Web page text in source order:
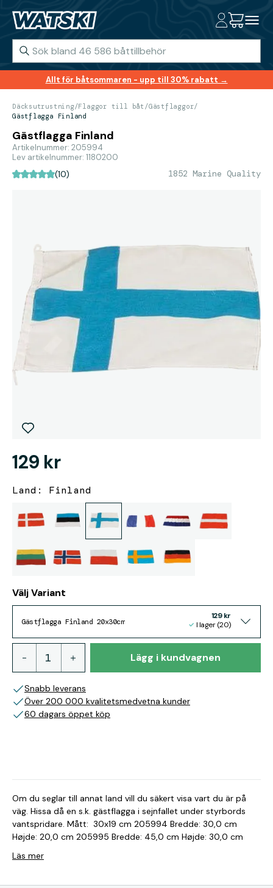
Allt för båtsommaren - upp till 30% rabatt →
Däcksutrustning/Flaggor till båt /Gästflaggor/
Gästflagga Finland
Gästflagga Finland
Artikelnummer: 205994
Lev artikelnummer: 1180200
(10) 1852 Marine Quality
129 kr
Land: Finland
Välj Variant
Gästflagga Finland 20x30cm
129 kr
I lager (20)
Lägg i kundvagnen
Snabb leverans
Över 200 000 kvalitetsmedvetna kunder
60 dagars öppet köp
Om du seglar till annat land vill du säkert visa vart du är på
väg. Hissa då en s.k. gästflagga i sejnfallet under styrbords
vantspridare. Mått: 30x19 cm 205994 Bredde: 30,0 cm
Højde: 20,0 cm 205995 Bredde: 45,0 cm Højde: 30,0 cm
Läs mer